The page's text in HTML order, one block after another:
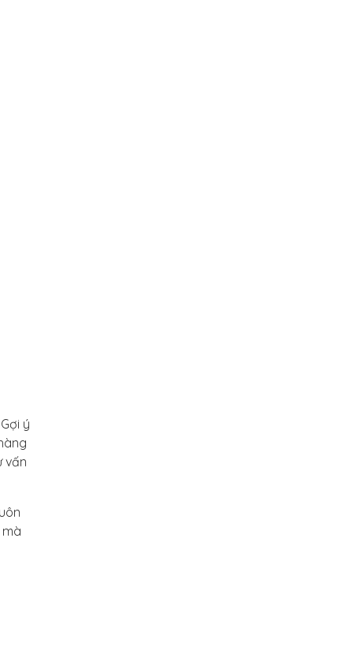
ý
vấn